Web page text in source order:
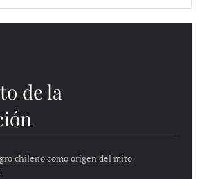
de la
chileno como origen del mito